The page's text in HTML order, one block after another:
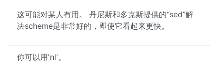
这可能对某人有用。 丹尼斯和多克斯提供的“sed”解
决scheme是非常好的，即使它看起来更快。
你可以用'nl'。